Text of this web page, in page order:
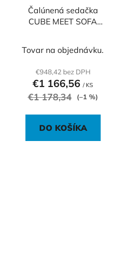
Čalúnená sedačka
CUBE MEET SOFA
Tovar na objednávku.
€948,42 bez DPH
€1 166,56 / KS
€1 178,34 (–1 %)
DO KOŠÍKA